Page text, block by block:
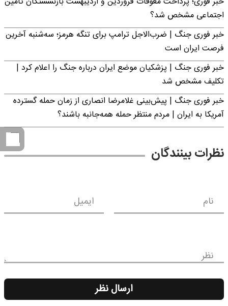
اجتماعی مشخص شد؟
خبر فوری جنگ | ضرب‌الاجل ترامپ برای تنگه هرمز؛ سه‌شنبه آخرین
فرصت ایران است
خبر فوری جنگ | پزشکیان موضع ایران درباره جنگ را اعلام کرد |
تکلیف مشخص شد
خبر فوری جنگ | پیش‌بینی غلامرضا انصاری از زمان حمله گسترده
آمریکا به ایران | مردم منتظر حمله همه‌جانبه باشند؟
نظرات بینندگان
نام ایمیل
نظر
ارسال نظر